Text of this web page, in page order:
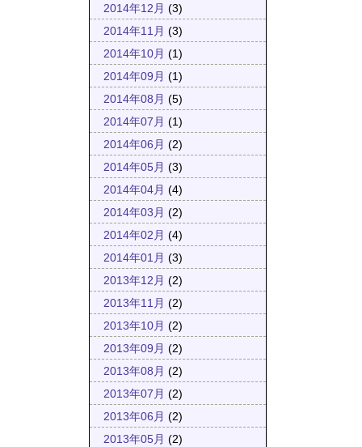
2014年12月 (3)
2014年11月 (3)
2014年10月 (1)
2014年09月 (1)
2014年08月 (5)
2014年07月 (1)
2014年06月 (2)
2014年05月 (3)
2014年04月 (4)
2014年03月 (2)
2014年02月 (4)
2014年01月 (3)
2013年12月 (2)
2013年11月 (2)
2013年10月 (2)
2013年09月 (2)
2013年08月 (2)
2013年07月 (2)
2013年06月 (2)
2013年05月 (2)